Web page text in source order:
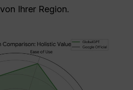
Ihrer Region.